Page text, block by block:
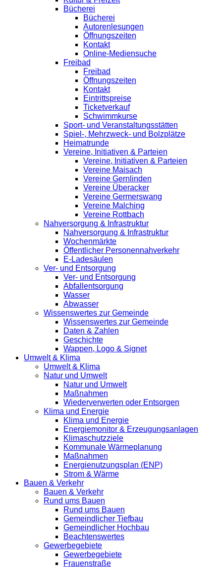
Bücherei
Bücherei
Autorenlesungen
Öffnungszeiten
Kontakt
Online-Mediensuche
Freibad
Freibad
Öffnungszeiten
Kontakt
Eintrittspreise
Ticketverkauf
Schwimmkurse
Sport- und Veranstaltungsstätten
Spiel-, Mehrzweck- und Bolzplätze
Heimatrunde
Vereine, Initiativen & Parteien
Vereine, Initiativen & Parteien
Vereine Maisach
Vereine Gernlinden
Vereine Überacker
Vereine Germerswang
Vereine Malching
Vereine Rottbach
Nahversorgung & Infrastruktur
Nahversorgung & Infrastruktur
Wochenmärkte
Öffentlicher Personennahverkehr
E-Ladesäulen
Ver- und Entsorgung
Ver- und Entsorgung
Abfallentsorgung
Wasser
Abwasser
Wissenswertes zur Gemeinde
Wissenswertes zur Gemeinde
Daten & Zahlen
Geschichte
Wappen, Logo & Signet
Umwelt & Klima
Umwelt & Klima
Natur und Umwelt
Natur und Umwelt
Maßnahmen
Wiederverwerten oder Entsorgen
Klima und Energie
Klima und Energie
Energiemonitor & Erzeugungsanlagen
Klimaschutzziele
Kommunale Wärmeplanung
Maßnahmen
Energienutzungsplan (ENP)
Strom & Wärme
Bauen & Verkehr
Bauen & Verkehr
Rund ums Bauen
Rund ums Bauen
Gemeindlicher Tiefbau
Gemeindlicher Hochbau
Beachtenswertes
Gewerbegebiete
Gewerbegebiete
Frauenstraße